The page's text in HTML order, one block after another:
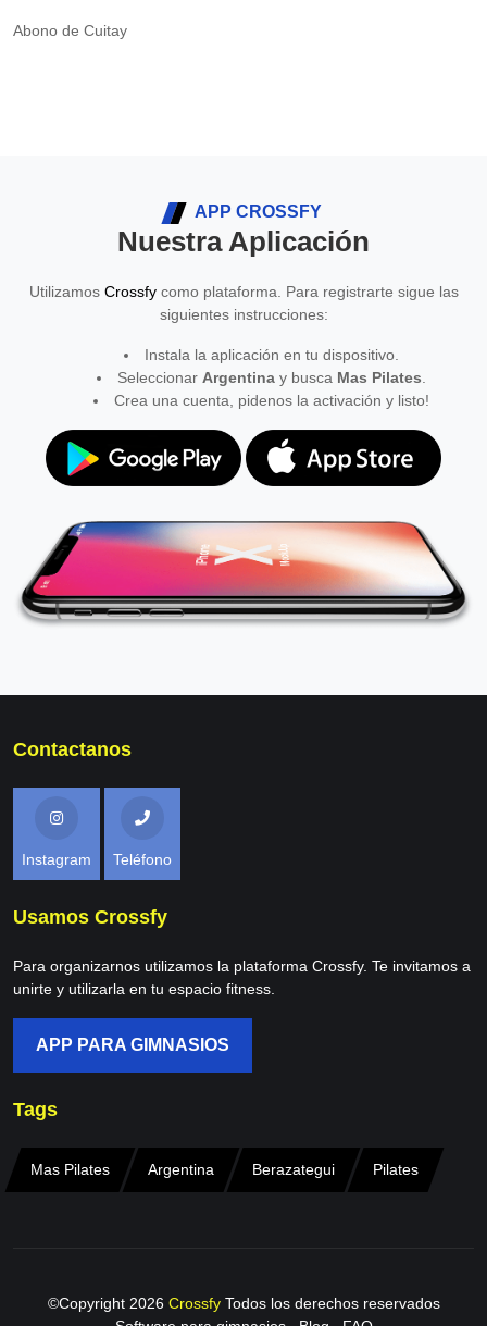
Abono de Cuitay
APP CROSSFY
Nuestra Aplicación
Utilizamos Crossfycomo plataforma. Para registrarte sigue las
siguientes instrucciones:
Instala la aplicación en tu dispositivo.
Seleccionar Argentinay busca Mas Pilates
Crea una cuenta, pidenos la activación y listo!
Contactanos
Instagram Teléfono
Usamos Crossfy
Para organizarnos utilizamos la plataforma Crossfy. Te invitamos a
unirte y utilizarla en tu espacio fitness.
APP PARA GIMNASIOS
Tags
Mas Pilates Argentina Berazategui Pilates
©Copyright 2026 Crossfy Todos los derechos reservados